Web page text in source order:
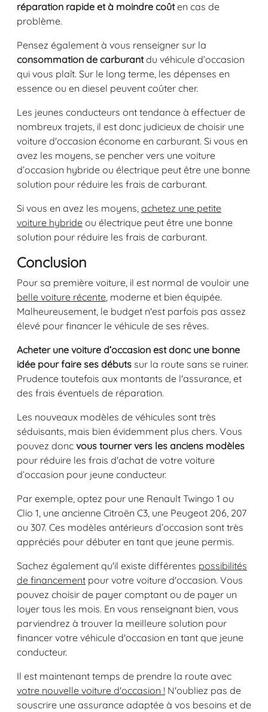
réparation rapide et à moindre coûten cas de
problème.
Pensez également à vous renseigner sur la
consommation de carburantdu véhicule d’occasion
qui vous plaît. Sur le long terme, les dépenses en
essence ou en diesel peuvent coûter cher.
Les jeunes conducteurs ont tendance à effectuer de
nombreux trajets, il est donc judicieux de choisir une
voiture d'occasion économe en carburant. Si vous en
avez les moyens, se pencher vers une voiture
d’occasion hybride ou électrique peut être une bonne
solution pour réduire les frais de carburant.
Si vous en avez les moyens, achetez une petite
voiture hybride ou électrique peut être une bonne
solution pour réduire les frais de carburant.
Conclusion
Pour sa première voiture, il est normal de vouloir une
belle voiture récente, moderne et bien équipée.
Malheureusement, le budget n'est parfois pas assez
élevé pour financer le véhicule de ses rêves.
Acheter une voiture d’occasion est donc une bonne
idée pour faire ses débuts sur la route sans se ruiner.
Prudence toutefois aux montants de l'assurance, et
des frais éventuels de réparation.
Les nouveaux modèles de véhicules sont très
séduisants, mais bien évidemment plus chers. Vous
pouvez donc vous tourner vers les anciens modèles
pour réduire les frais d'achat de votre voiture
d’occasion pour jeune conducteur.
Par exemple, optez pour une Renault Twingo 1 ou
Clio 1, une ancienne Citroën C3, une Peugeot 206, 207
ou 307. Ces modèles antérieurs d’occasion sont très
appréciés pour débuter en tant que jeune permis.
Sachez également qu'il existe différentes possibilités
de financement pour votre voiture d'occasion. Vous
pouvez choisir de payer comptant ou de payer un
loyer tous les mois. En vous renseignant bien, vous
parviendrez à trouver la meilleure solution pour
financer votre véhicule d'occasion en tant que jeune
conducteur.
Il est maintenant temps de prendre la route avec
votre nouvelle voiture d'occasion ! N'oubliez pas de
souscrire une assurance adaptée à vos besoins et de